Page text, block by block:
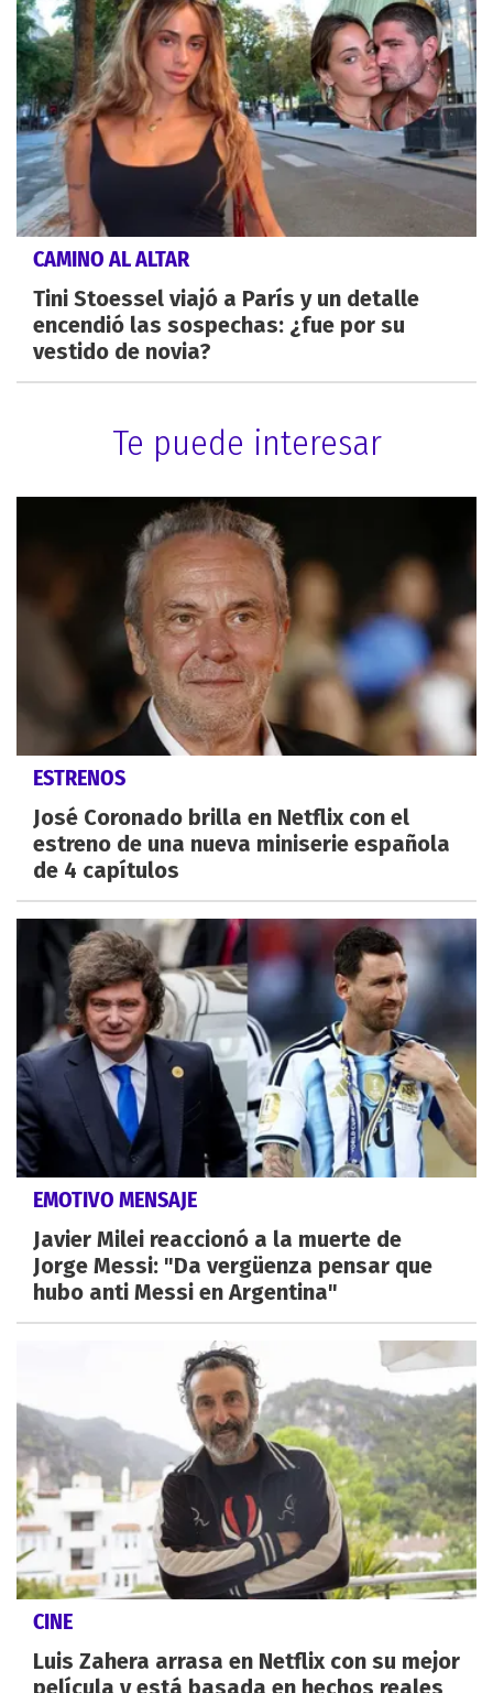
CAMINO AL ALTAR
Tini Stoessel viajó a París y un detalle
encendió las sospechas: ¿fue por su
vestido de novia?
Te puede interesar
ESTRENOS
José Coronado brilla en Netflix con el
estreno de una nueva miniserie española
de 4 capítulos
EMOTIVO MENSAJE
Javier Milei reaccionó a la muerte de
Jorge Messi: "Da vergüenza pensar que
hubo anti Messi en Argentina"
CINE
Luis Zahera arrasa en Netflix con su mejor